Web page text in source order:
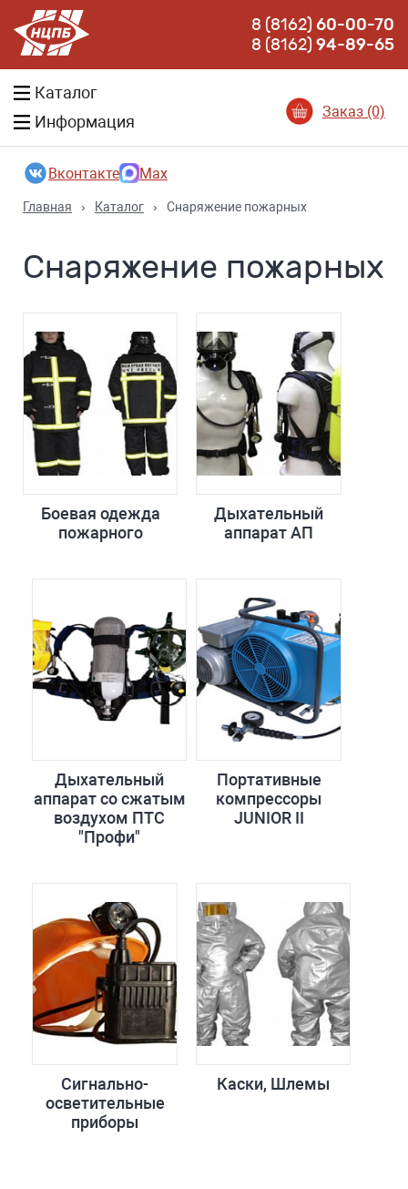
8 (8162)60-00-70
8 (8162)94-89-65
Каталог
Информация
Заказ (0)
Вконтакте Max
Главная › Каталог › Снаряжение пожарных
Снаряжение пожарных
Боевая одежда
пожарного
Дыхательный
аппарат АП
Дыхательный
аппарат со сжатым
воздухом ПТС
"Профи"
Портативные
компрессоры
JUNIOR II
Сигнально-
осветительные
приборы
Каски, Шлемы